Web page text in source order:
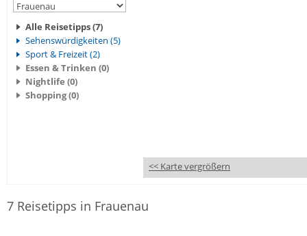
Alle Reisetipps (7)
Sehenswürdigkeiten (5)
Sport & Freizeit (2)
Essen & Trinken (0)
Nightlife (0)
Shopping (0)
<< Karte vergrößern
7 Reisetipps in Frauenau